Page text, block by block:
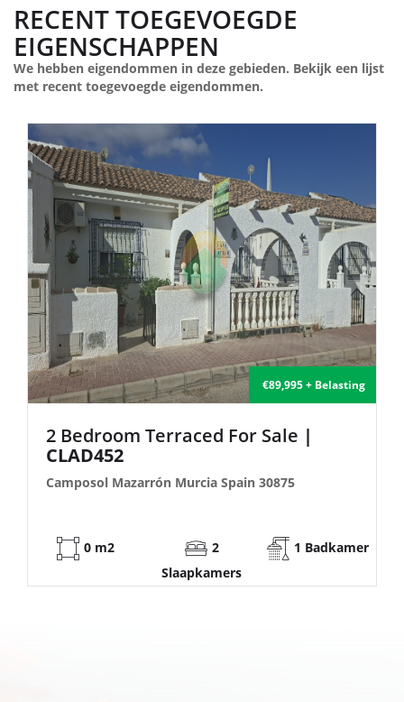
RECENT TOEGEVOEGDE
EIGENSCHAPPEN
We hebben eigendommen in deze gebieden. Bekijk een lijst
met recent toegevoegde eigendommen.
€135,000 + Belasting
2 Bedroom Semi-Detached For Sale
| FB140
Camposol Mazarrón Murcia Spain 30875
53 m2
2
Slaapkamers
1 Badkamer